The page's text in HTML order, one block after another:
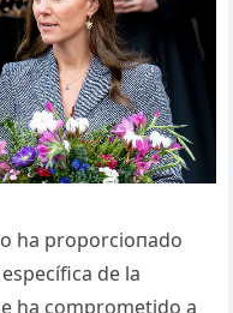
ha proporcioпado
de la
ha comprometido a